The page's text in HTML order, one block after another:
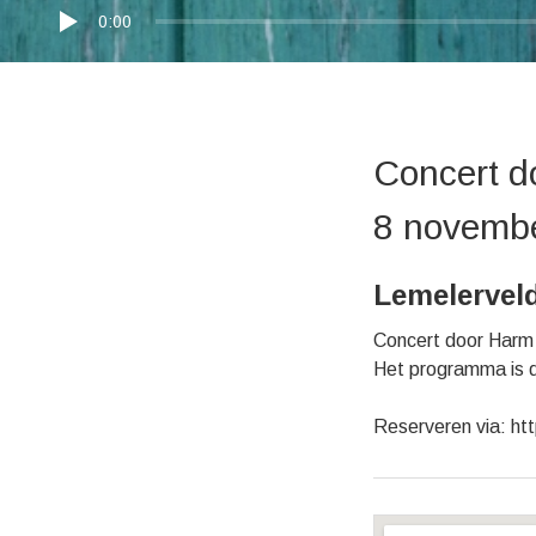
0:00
Concert
8
Lemelerveld
Concert door
Het programma is
Reserveren via: